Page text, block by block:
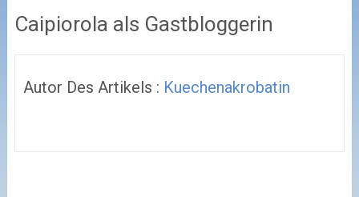
Caipiorola als Gastbloggerin
Autor Des Artikels : Kuechenakrobatin